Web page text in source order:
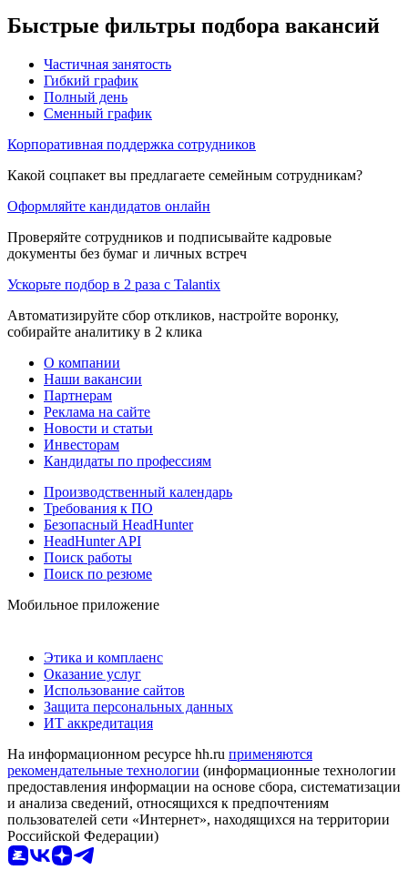
Быстрые фильтры подбора вакансий
Частичная занятость
Гибкий график
Полный день
Сменный график
Корпоративная поддержка сотрудников
Какой соцпакет вы предлагаете семейным сотрудникам?
Оформляйте кандидатов онлайн
Проверяйте сотрудников и подписывайте кадровые
документы без бумаг и личных встреч
Ускорьте подбор в 2 раза с Talantix
Автоматизируйте сбор откликов, настройте воронку,
собирайте аналитику в 2 клика
О компании
Наши вакансии
Партнерам
Реклама на сайте
Новости и статьи
Инвесторам
Кандидаты по профессиям
Производственный календарь
Требования к ПО
Безопасный HeadHunter
HeadHunter API
Поиск работы
Поиск по резюме
Мобильное приложение
Этика и комплаенс
Оказание услуг
Использование сайтов
Защита персональных данных
ИТ аккредитация
На информационном ресурсе hh.ru применяются
рекомендательные технологии (информационные технологии
предоставления информации на основе сбора, систематизации
и анализа сведений, относящихся к предпочтениям
пользователей сети «Интернет», находящихся на территории
Российской Федерации)